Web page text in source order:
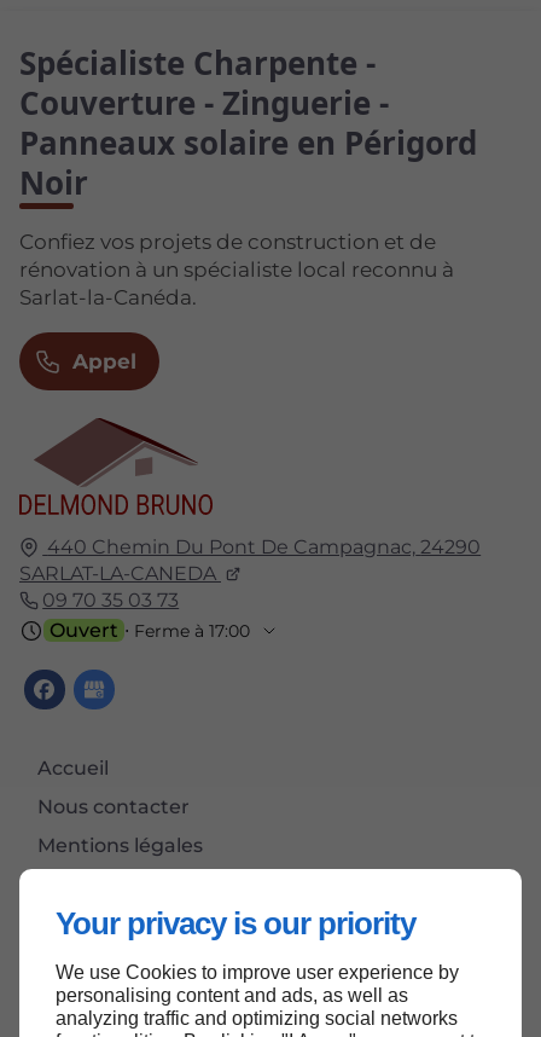
Your privacy is our priority
We use Cookies to improve user experience by
personalising content and ads, as well as
analyzing traffic and optimizing social networks
440 Chemin Du Pont De Campagnac, 24290
SARLAT-LA-CANEDA
09 70 35 03 73
Ouvert ⋅ Ferme à 17:00
Accueil
Nous contacter
Mentions légales
Spécialiste Charpente -
Couverture - Zinguerie -
Panneaux solaire en Périgord
Noir
Confiez vos projets de construction et de
rénovation à un spécialiste local reconnu à
Sarlat-la-Canéda.
Appel
Haut de page